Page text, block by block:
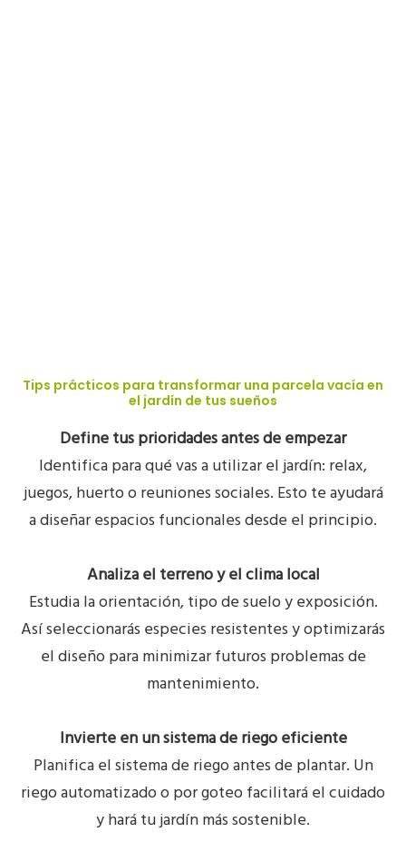
Tips prácticos para transformar una parcela vacía en
el jardín de tus sueños
Define tus prioridades antes de empezar
Identifica para qué vas a utilizar el jardín: relax,
juegos, huerto o reuniones sociales. Esto te ayudará
a diseñar espacios funcionales desde el principio.
Analiza el terreno y el clima local
Estudia la orientación, tipo de suelo y exposición.
Así seleccionarás especies resistentes y optimizarás
el diseño para minimizar futuros problemas de
mantenimiento.
Invierte en un sistema de riego eficiente
Planifica el sistema de riego antes de plantar. Un
riego automatizado o por goteo facilitará el cuidado
y hará tu jardín más sostenible.